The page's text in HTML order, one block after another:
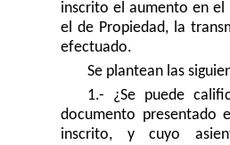
inscrito el aumento en
el de Propiedad, la
efectuado.
Se plantean las
1.- ¿Se puede
documento presentado
inscrito, y cuyo